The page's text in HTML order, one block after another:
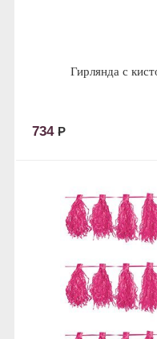
Гирлянда с
734 Р